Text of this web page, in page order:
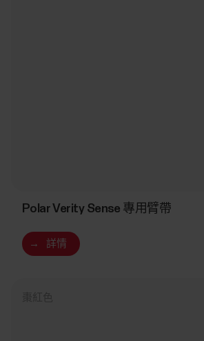
Polar Verity Sense 專用臂帶
→ 詳情